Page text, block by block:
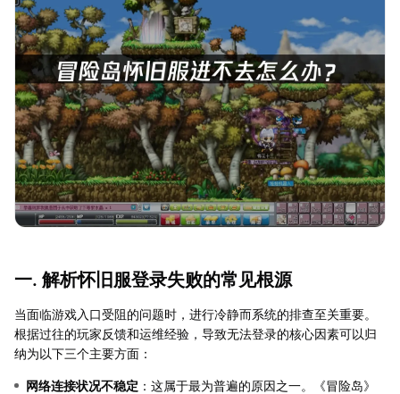
一. 解析怀旧服登录失败的常见根源
当面临游戏入口受阻的问题时，进行冷静而系统的排查至关重要。
根据过往的玩家反馈和运维经验，导致无法登录的核心因素可以归
纳为以下三个主要方面：
网络连接状况不稳定 ：这属于最为普遍的原因之一。《冒险岛》